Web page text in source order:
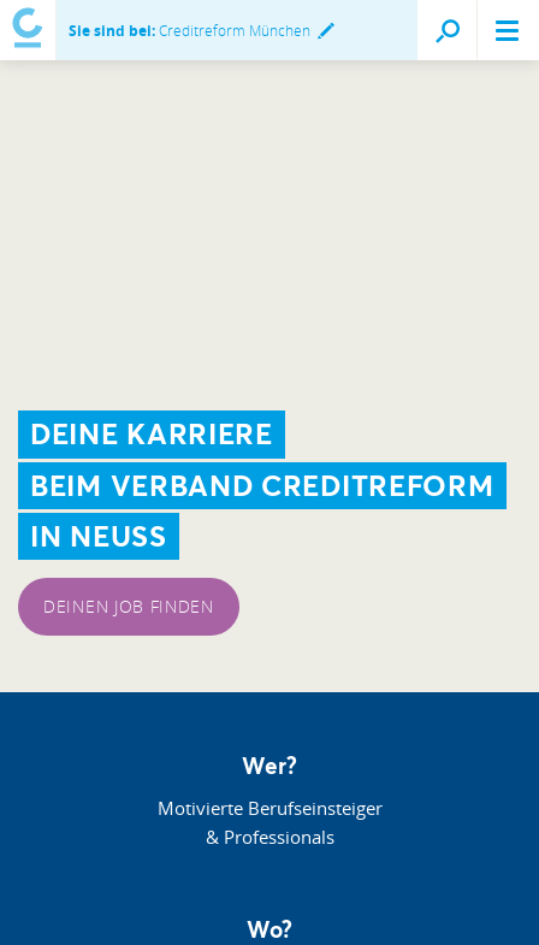
Sie sind bei:Creditreform München
DEINE KARRIERE
BEIM VERBAND CREDITREFORM
IN NEUSS
DEINEN JOB FINDEN
Wer?
Motivierte Berufseinsteiger
& Professionals
Wo?